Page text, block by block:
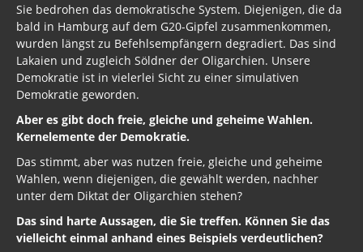
Sie bedrohen das demokratische System. Diejenigen, die da
bald in Hamburg auf dem G20-Gipfel zusammenkommen,
wurden längst zu Befehlsempfängern degradiert. Das sind
Lakaien und zugleich Söldner der Oligarchien. Unsere
Demokratie ist in vielerlei Sicht zu einer simulativen
Demokratie geworden.
Aber es gibt doch freie, gleiche und geheime Wahlen.
Kernelemente der Demokratie.
Das stimmt, aber was nutzen freie, gleiche und geheime
Wahlen, wenn diejenigen, die gewählt werden, nachher
unter dem Diktat der Oligarchien stehen?
Das sind harte Aussagen, die Sie treffen. Können Sie das
vielleicht einmal anhand eines Beispiels verdeutlichen?